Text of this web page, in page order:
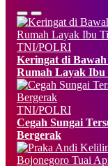
TNI/POLRI
Keringat di
Rumah Layak
TNI/POLRI
Cegah Sungai
Bergerak